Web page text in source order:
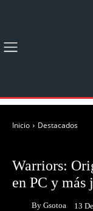
Inicio Destacados
Warriors:
en PC y más
By Gsotoa 13